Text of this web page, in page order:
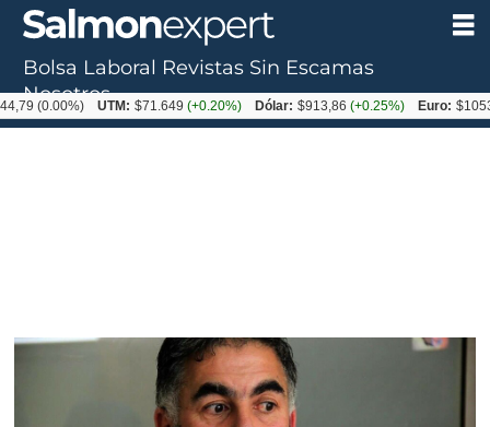
Bolsa Laboral Revistas Sin Escamas
Nosotros
UTM: $71.649(+0.20%) Dólar: $913,86(+0.25%) Euro: $1053,08(-